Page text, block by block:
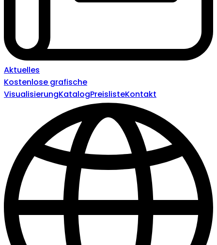
Aktuelles
Kostenlose grafische
VisualisierungKatalogPreislisteKontakt